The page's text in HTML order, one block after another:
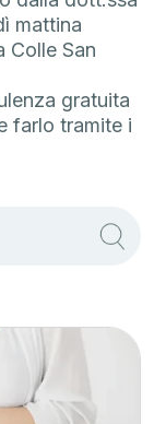
mattina
Colle San
gratuita
farlo tramite i